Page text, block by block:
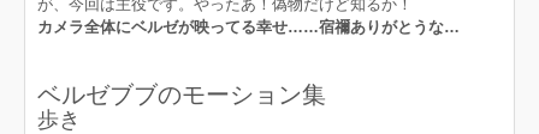
が、今回は主役です。やったあ！偽物だけど知るか！
カメラ全体にベルゼが映ってる幸せ……宿禰ありがとうな…
ベルゼブブのモーション集
歩き